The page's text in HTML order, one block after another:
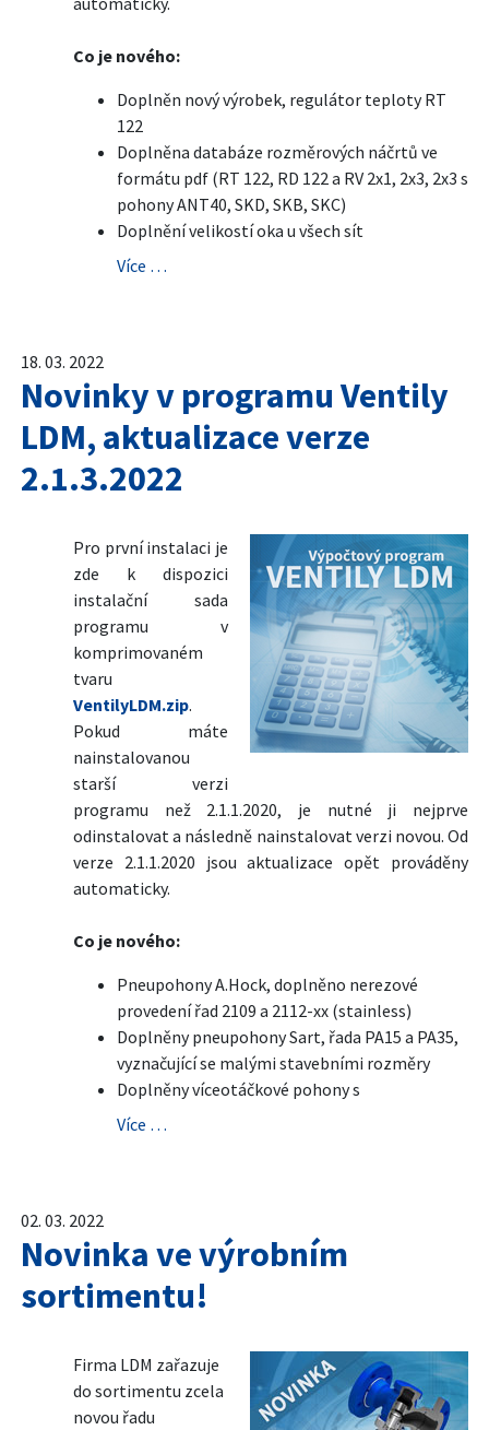
Co je nového:
Doplněn nový výrobek, regulátor teploty RT
122
Doplněna databáze rozměrových náčrtů ve
formátu pdf (RT 122, RD 122 a RV 2x1, 2x3, 2x3 s
pohony ANT40, SKD, SKB, SKC)
Doplnění velikostí oka u všech sít
Více …
18. 03. 2022
Novinky v programu Ventily
LDM, aktualizace verze
2.1.3.2022
Pro první instalaci je
zde k dispozici
instalační sada
programu v
komprimovaném
tvaru
VentilyLDM.zip.
Pokud máte
nainstalovanou
starší verzi
programu než 2.1.1.2020, je nutné ji nejprve
odinstalovat a následně nainstalovat verzi novou. Od
verze 2.1.1.2020 jsou aktualizace opět prováděny
automaticky.
Co je nového:
Pneupohony A.Hock, doplněno nerezové
provedení řad 2109 a 2112-xx (stainless)
Doplněny pneupohony Sart, řada PA15 a PA35,
vyznačující se malými stavebními rozměry
Doplněny víceotáčkové pohony s
Více …
02. 03. 2022
Novinka ve výrobním
sortimentu!
Firma LDM zařazuje
do sortimentu zcela
novou řadu